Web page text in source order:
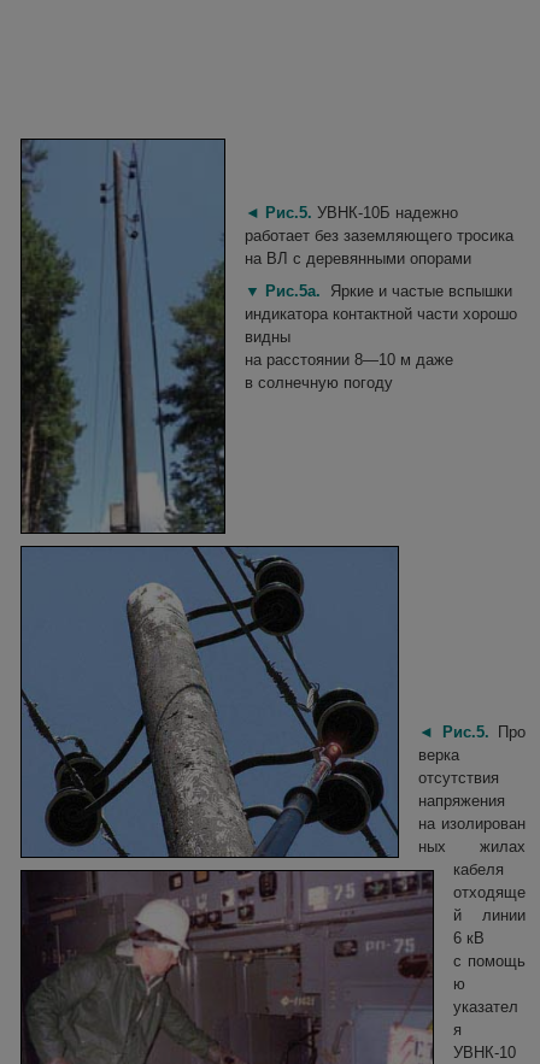
◄ Рис.5. УВНК-10Б надежно
работает без заземляющего тросика
на ВЛ с деревянными опорами
▼ Рис.5а.
Яркие и частые вспышки
индикатора контактной части хорошо
видны
на расстоянии 8—10 м даже
в солнечную погоду
◄ Рис.5. Про
верка
отсутствия
напряжения
на изолирован
ных жилах
кабеля
отходяще
й линии
6 кВ
с помощь
ю
указател
я
УВНК-10